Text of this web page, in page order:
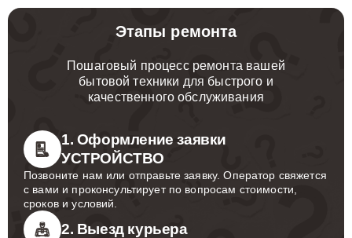
Этапы ремонта
Пошаговый процесс ремонта вашей
бытовой техники для быстрого и
качественного обслуживания
1. Оформление заявки
УСТРОЙСТВО
Позвоните нам или отправьте заявку. Оператор свяжется
с вами и проконсультирует по вопросам стоимости,
сроков и условий.
2. Выезд курьера